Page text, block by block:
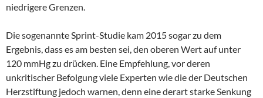
niedrigere Grenzen.
Die sogenannte Sprint-Studie kam 2015 sogar zu dem
Ergebnis, dass es am besten sei, den oberen Wert auf unter
120 mmHg zu drücken. Eine Empfehlung, vor deren
unkritischer Befolgung viele Experten wie die der Deutschen
Herzstiftung jedoch warnen, denn eine derart starke Senkung